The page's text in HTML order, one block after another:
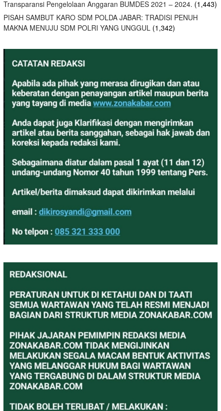
Transparansi Pengelolaan Anggaran BUMDES 2021 – 2024. (1,443)
PISAH SAMBUT KARO SDM POLDA JABAR: TRADISI PENUH
MAKNA MENUJU SDM POLRI YANG UNGGUL (1,342)